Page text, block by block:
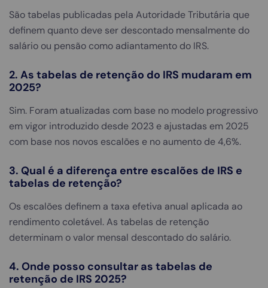
São tabelas publicadas pela Autoridade Tributária que
definem quanto deve ser descontado mensalmente do
salário ou pensão como adiantamento do IRS.
2. As tabelas de retenção do IRS mudaram em
2025?
Sim. Foram atualizadas com base no modelo progressivo
em vigor introduzido desde 2023 e ajustadas em 2025
com base nos novos escalões e no aumento de 4,6%.
3. Qual é a diferença entre escalões de IRS e
tabelas de retenção?
Os escalões definem a taxa efetiva anual aplicada ao
rendimento coletável. As tabelas de retenção
determinam o valor mensal descontado do salário.
4. Onde posso consultar as tabelas de
retenção de IRS 2025?